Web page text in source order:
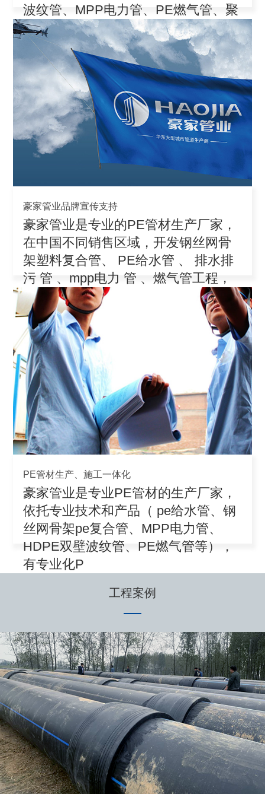
波纹管、MPP电力管、PE燃气管、聚
丙
豪家管业品牌宣传支持
豪家管业是专业的PE管材生产厂家，
在中国不同销售区域，开发钢丝网骨
架塑料复合管、 PE给水管 、 排水排
污 管 、mpp电力 管 、燃气管工程，
积极参
PE管材生产、施工一体化
豪家管业是专业PE管材的生产厂家，
依托专业技术和产品（ pe给水管、钢
丝网骨架pe复合管、MPP电力管、
HDPE双壁波纹管、PE燃气管等），
有专业化P
工程案例